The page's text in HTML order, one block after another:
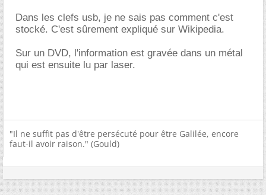
Dans les clefs usb, je ne sais pas comment c'est
stocké. C'est sûrement expliqué sur Wikipedia.
Sur un DVD, l'information est gravée dans un métal
qui est ensuite lu par laser.
"Il ne suffit pas d'être persécuté pour être Galilée, encore
faut-il avoir raison." (Gould)